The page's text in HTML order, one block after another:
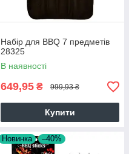
Набір для BBQ 7 предметів
28325
В наявності
649,95 ₴ 999,93 ₴
Купити
Новинка –40%